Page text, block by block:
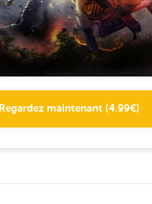
Regardez maintenant (4.99€)